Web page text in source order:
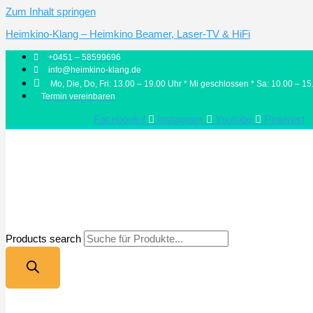
Zum Inhalt springen
Heimkino-Klang – Heimkino Beamer, Laser-TV & HiFi
+0451 – 58599696
info@heimkino-klang.de
Mo, Die, Do, Fri: 13.00 – 19.00 Uhr * Mi geschlossen * Sa: 10.00 –
Termin vereinbaren
Facebook-f Instagram Youtube Pinterest
Products search